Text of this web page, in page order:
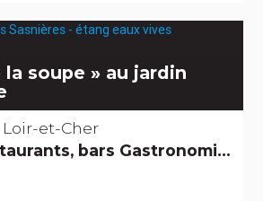
soupe » au jardin
et-Cher
[à manger] Jardins, activités de découverte et de loisirs